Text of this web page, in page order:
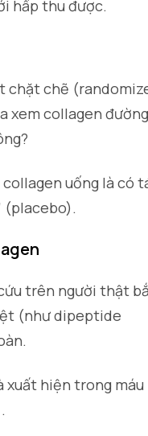
hấp thu được.
chặt chẽ
xem collagen
uống là có
(placebo).
trên người thật
(như dipeptide
xuất hiện trong máu